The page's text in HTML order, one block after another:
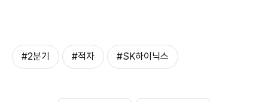
#2분기 #적자 #SK하이닉스